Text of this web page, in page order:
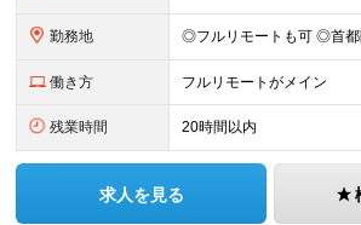
勤務地
働き方 フルリモートがメイン
残業時間 20時間以内
求人を見る